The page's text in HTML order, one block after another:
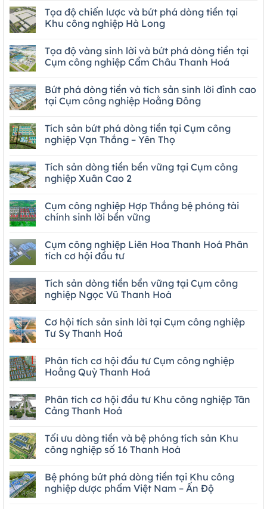
Tọa độ chiến lược và bứt phá dòng tiền tại
Khu công nghiệp Hà Long
Tọa độ vàng sinh lời và bứt phá dòng tiền tại
Cụm công nghiệp Cẩm Châu Thanh Hoá
Bứt phá dòng tiền và tích sản sinh lời đỉnh cao
tại Cụm công nghiệp Hoằng Đông
Tích sản bứt phá dòng tiền tại Cụm công
nghiệp Vạn Thắng – Yên Thọ
Tích sản dòng tiền bền vững tại Cụm công
nghiệp Xuân Cao 2
Cụm công nghiệp Hợp Thắng bệ phóng tài
chính sinh lời bền vững
Cụm công nghiệp Liên Hoa Thanh Hoá Phân
tích cơ hội đầu tư
Tích sản dòng tiền bền vững tại Cụm công
nghiệp Ngọc Vũ Thanh Hoá
Cơ hội tích sản sinh lời tại Cụm công nghiệp
Tư Sy Thanh Hoá
Phân tích cơ hội đầu tư Cụm công nghiệp
Hoằng Quỳ Thanh Hoá
Phân tích cơ hội đầu tư Khu công nghiệp Tân
Cảng Thanh Hoá
Tối ưu dòng tiền và bệ phóng tích sản Khu
công nghiệp số 16 Thanh Hoá
Bệ phóng bứt phá dòng tiền tại Khu công
nghiệp dược phẩm Việt Nam – Ấn Độ